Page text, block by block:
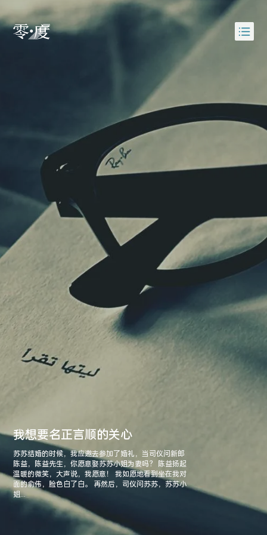
我想要名正言顺的关心
苏苏结婚的时候，我应邀去参加了婚礼，当司仪问新郎
陈益，陈益先生，你愿意娶苏苏小姐为妻吗？ 陈益扬起
温暖的微笑，大声说，我愿意！ 我如愿地看到坐在我对
面的俞伟，脸色白了白。 再然后，司仪问苏苏，苏苏小
姐...